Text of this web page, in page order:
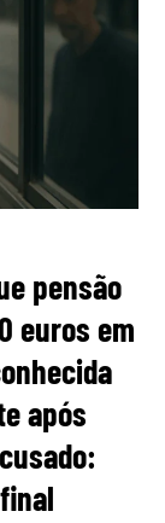
pensão
euros em
após